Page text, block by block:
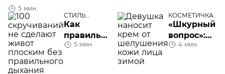
5 мин.
СТИЛЬ
ЖИЗНИ
Как
правильно
дышать
5 мин.
КОСМЕТИЧКА
«Шкурный
вопрос»:
почему
4 мин.